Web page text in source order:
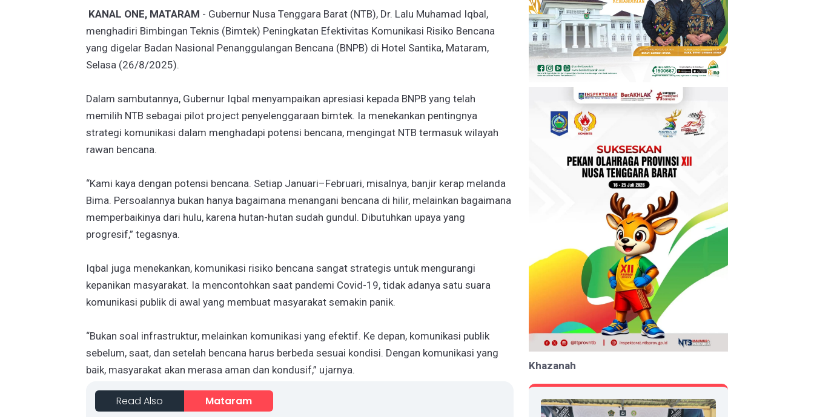
KANAL ONE, MATARAM - Gubernur Nusa Tenggara Barat (NTB), Dr. Lalu Muhamad Iqbal,
menghadiri Bimbingan Teknis (Bimtek) Peningkatan Efektivitas Komunikasi Risiko Bencana
yang digelar Badan Nasional Penanggulangan Bencana (BNPB) di Hotel Santika, Mataram,
Selasa (26/8/2025).
Dalam sambutannya, Gubernur Iqbal menyampaikan apresiasi kepada BNPB yang telah
memilih NTB sebagai pilot project penyelenggaraan bimtek. Ia menekankan pentingnya
strategi komunikasi dalam menghadapi potensi bencana, mengingat NTB termasuk wilayah
rawan bencana.
“Kami kaya dengan potensi bencana. Setiap Januari–Februari, misalnya, banjir kerap melanda
Bima. Persoalannya bukan hanya bagaimana menangani bencana di hilir, melainkan bagaimana
memperbaikinya dari hulu, karena hutan-hutan sudah gundul. Dibutuhkan upaya yang
progresif,” tegasnya.
Iqbal juga menekankan, komunikasi risiko bencana sangat strategis untuk mengurangi
kepanikan masyarakat. Ia mencontohkan saat pandemi Covid-19, tidak adanya satu suara
komunikasi publik di awal yang membuat masyarakat semakin panik.
“Bukan soal infrastruktur, melainkan komunikasi yang efektif. Ke depan, komunikasi publik
sebelum, saat, dan setelah bencana harus berbeda sesuai kondisi. Dengan komunikasi yang
baik, masyarakat akan merasa aman dan kondusif,” ujarnya.
Read Also Mataram
Khazanah